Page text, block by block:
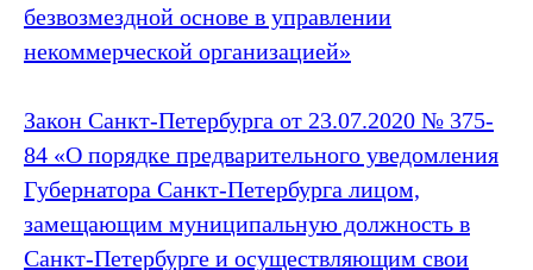
безвозмездной основе в управлении
некоммерческой организацией»
Закон Санкт‑Петербурга от 23.07.2020 № 375-
84 «О порядке предварительного уведомления
Губернатора Санкт‑Петербурга лицом,
замещающим муниципальную должность в
Санкт‑Петербурге и осуществляющим свои